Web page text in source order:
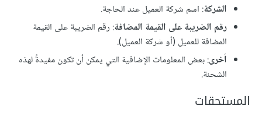
الشركة: اسم شركة العميل عند الحاجة.
رقم الضريبة على القيمة المضافة: رقم الضريبة على القيمة
المضافة للعميل (أو شركة العميل).
أخرى: بعض المعلومات الإضافية التي يمكن أن تكون مفيدةً لهذه
الشحنة.
المستحقات